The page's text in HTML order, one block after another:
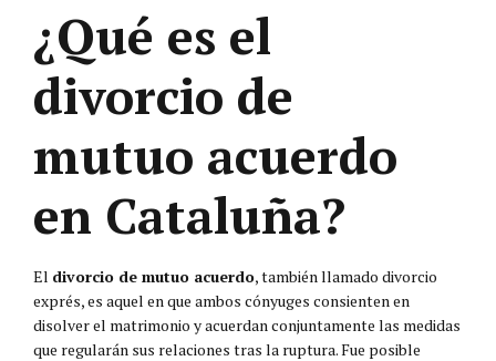
¿Qué es el
divorcio de
mutuo acuerdo
en Cataluña?
El divorcio de mutuo acuerdo, también llamado divorcio
exprés, es aquel en que ambos cónyuges consienten en
disolver el matrimonio y acuerdan conjuntamente las medidas
que regularán sus relaciones tras la ruptura. Fue posible